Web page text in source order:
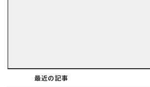
最近の記事